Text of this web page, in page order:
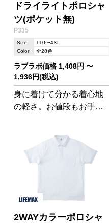
ドライライトポロシャ
ツ(ポケット無)
P335
Size
110〜4XL
Color
全28色
ラブラボ価格 1,408円 〜
1,936円(税込)
身に着けて分かる着心地
の軽さ。お値段もお手頃
2WAYカラーポロシャ